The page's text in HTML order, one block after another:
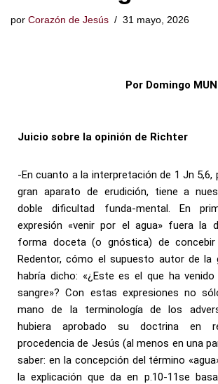
por Corazón de Jesús 31 mayo, 2026
Por Domingo
Juicio sobre la opinión de Richter
-En cuanto a la interpretación de 1 Jn
gran aparato de erudición, tiene a
doble dificultad funda-mental. En
expresión «venir por el agua» fuera la
forma doceta (o gnóstica) de
Redentor, cómo el supuesto autor de la
habría dicho: «¿Este es el que ha
sangre»? Con estas expresiones no
mano de la terminología de los
hubiera aprobado su doctrina en
procedencia de Jesús (al menos en una
saber: en la concepción del término
la explicación que da en p.10-11se